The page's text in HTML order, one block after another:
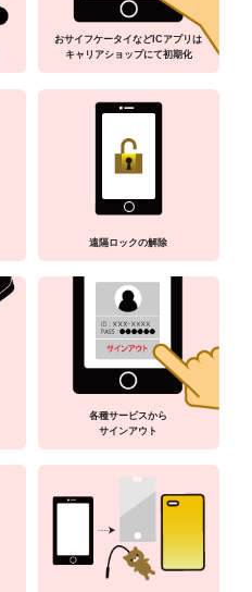
おサイフケータイなどICアプリは
キャリアショップにて初期化
遠隔ロックの解除
各種サービスから
サインアウト